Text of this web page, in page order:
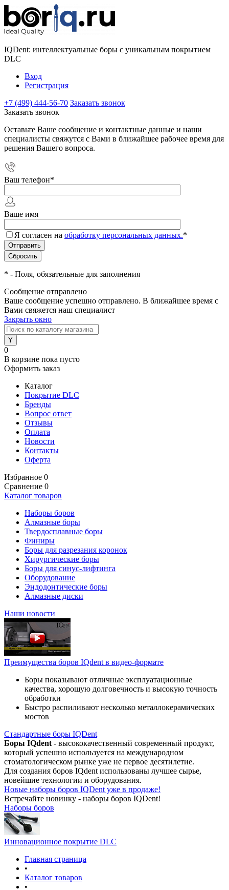
IQDent: интеллектуальные боры с уникальным покрытием
DLC
Вход
Регистрация
+7 (499) 444-56-70 Заказать звонок
Заказать звонок
Оставьте Ваше сообщение и контактные данные и наши
специалисты свяжутся с Вами в ближайшее рабочее время для
решения Вашего вопроса.
Ваш телефон*
Ваше имя
Я согласен на обработку персональных данных.*
* - Поля, обязательные для заполнения
Сообщение отправлено
Ваше сообщение успешно отправлено. В ближайшее время с
Вами свяжется наш специалист
Закрыть окно
0
В корзине пока пусто
Оформить заказ
Каталог
Покрытие DLC
Бренды
Вопрос ответ
Отзывы
Оплата
Новости
Контакты
Оферта
Избранное 0
Сравнение 0
Каталог товаров
Наборы боров
Алмазные боры
Твердосплавные боры
Финиры
Боры для разрезания коронок
Хирургические боры
Боры для синус-лифтинга
Оборудование
Эндодонтические боры
Алмазные диски
Наши новости
Преимущества боров IQdent в видео-формате
Боры показывают отличные эксплуатационные
качества, хорошую долговечность и высокую точность
обработки
Быстро распиливают несколько металлокерамических
мостов
Стандартные боры IQDent
Боры IQdent - высококачественный современный продукт,
который успешно используется на международном
стоматологическом рынке уже не первое десятилетие.
Для создания боров IQdent использованы лучшее сырье,
новейшие технологии и оборудования.
Новые наборы боров IQDent уже в продаже!
Встречайте новинку - наборы боров IQDent!
Наборы боров
Инновационное покрытие DLC
Главная страница
•
Каталог товаров
•